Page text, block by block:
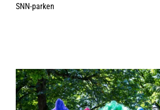
SNN-parken